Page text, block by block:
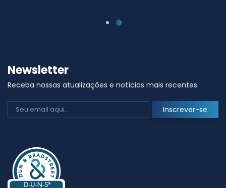
Newsletter
Receba nossas atualizações e notícias mais recentes.